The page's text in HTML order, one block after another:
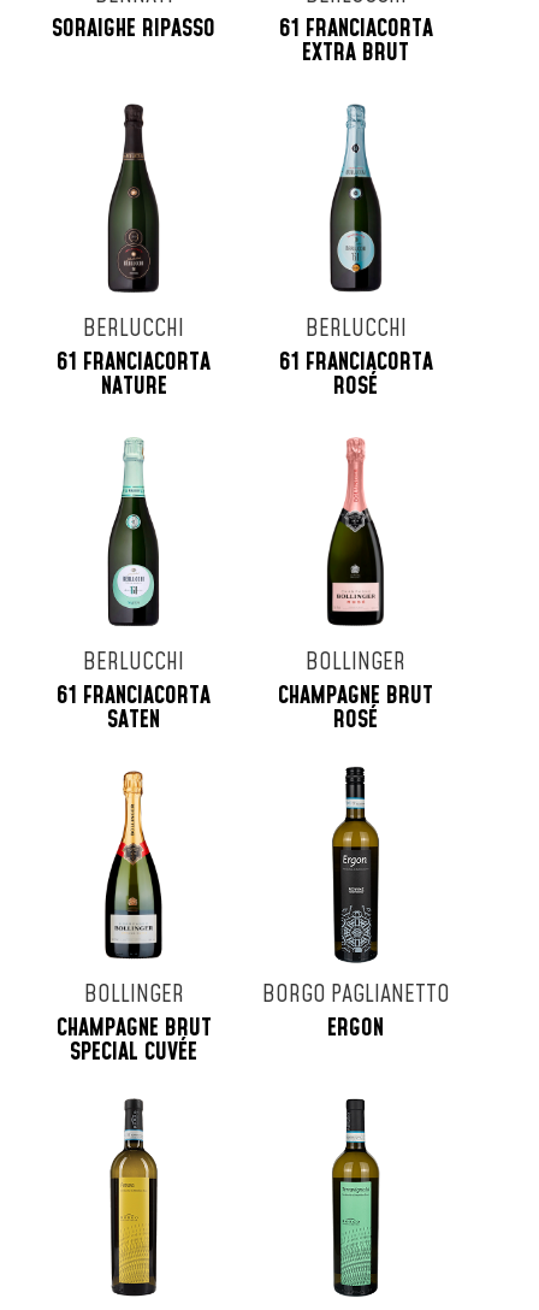
SORAIGHE RIPASSO
61 FRANCIACORTA
EXTRA BRUT
BERLUCCHI
61 FRANCIACORTA
NATURE
BERLUCCHI
61 FRANCIACORTA
ROSÉ
BERLUCCHI
61 FRANCIACORTA
SATEN
BOLLINGER
CHAMPAGNE BRUT
ROSÉ
BOLLINGER
CHAMPAGNE BRUT
SPECIAL CUVÉE
BORGO PAGLIANETTO
ERGON